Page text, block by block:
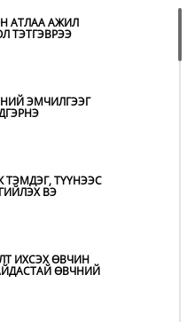
АТЛАА АЖИЛ
ТЭТГЭВРЭЭ
ЭМЧИЛГЭЭГ
ТҮҮНЭЭС
ВЭ
ИХСЭХ ӨВЧИН
ӨВЧНИЙ